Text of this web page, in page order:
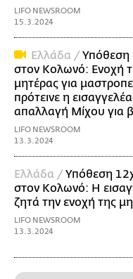
LIFO NEWSROOM
15.3.2024
Ελλάδα /Υπόθεση
στον Κολωνό: Ενοχή
μητέρας για
πρότεινε η
απαλλαγή Μίχου για
LIFO NEWSROOM
13.3.2024
Ελλάδα /Υπόθεση
στον Κολωνό: Η
ζητά την ενοχή της
LIFO NEWSROOM
13.3.2024